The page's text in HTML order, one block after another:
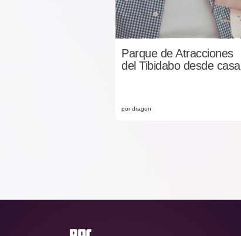
Parque de Atracciones
del Tibidabo desde casa
por dragon